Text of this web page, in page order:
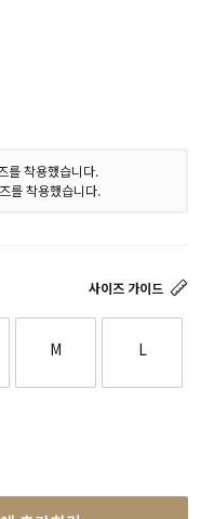
를 착용했습니다.
를 착용했습니다.
사이즈 가이드
M L